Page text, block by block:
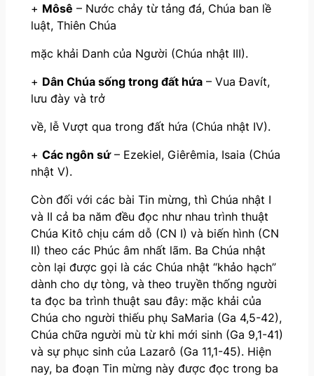
+ Môsê – Nước chảy từ tảng đá, Chúa ban lề
luật, Thiên Chúa
mặc khải Danh của Người (Chúa nhật III).
+ Dân Chúa sống trong đất hứa– Vua Đavít,
lưu đày và trở
về, lễ Vượt qua trong đất hứa (Chúa nhật IV).
+ Các ngôn sứ– Ezekiel, Giêrêmia, Isaia (Chúa
nhật V).
Còn đối với các bài Tin mừng, thì Chúa nhật I
và II cả ba năm đều đọc như nhau trình thuật
Chúa Kitô chịu cám dỗ (CN I) và biến hình (CN
II) theo các Phúc âm nhất lãm. Ba Chúa nhật
còn lại được gọi là các Chúa nhật “khảo hạch”
dành cho dự tòng, và theo truyền thống người
ta đọc ba trình thuật sau đây: mặc khải của
Chúa cho người thiếu phụ SaMaria (Ga 4,5-42),
Chúa chữa người mù từ khi mới sinh (Ga 9,1-41)
và sự phục sinh của Lazarô (Ga 11,1-45). Hiện
nay, ba đoạn Tin mừng này được đọc trong ba